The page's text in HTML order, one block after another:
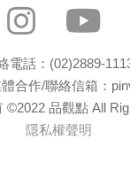
電話：(02)2889-
合作/聯絡信箱：
©2022 品觀點 All
隱私權聲明